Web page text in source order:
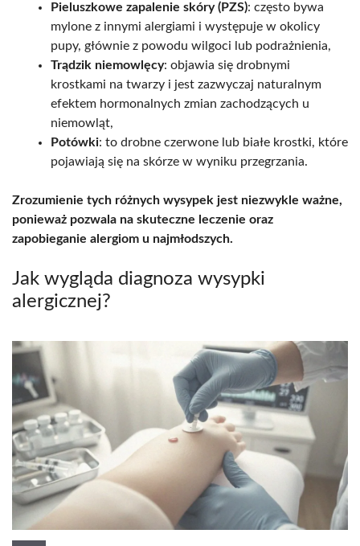
Pieluszkowe zapalenie skóry (PZS): często bywa
mylone z innymi alergiami i występuje w okolicy
pupy, głównie z powodu wilgoci lub podrażnienia,
Trądzik niemowlęcy: objawia się drobnymi
krostkami na twarzy i jest zazwyczaj naturalnym
efektem hormonalnych zmian zachodzących u
niemowląt,
Potówki: to drobne czerwone lub białe krostki, które
pojawiają się na skórze w wyniku przegrzania.
Zrozumienie tych różnych wysypek jest niezwykle ważne,
ponieważ pozwala na skuteczne leczenie oraz
zapobieganie alergiom u najmłodszych.
Jak wygląda diagnoza wysypki
alergicznej?